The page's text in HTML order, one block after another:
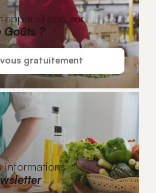
pas sur
Goûts ?
gratuitement
informations